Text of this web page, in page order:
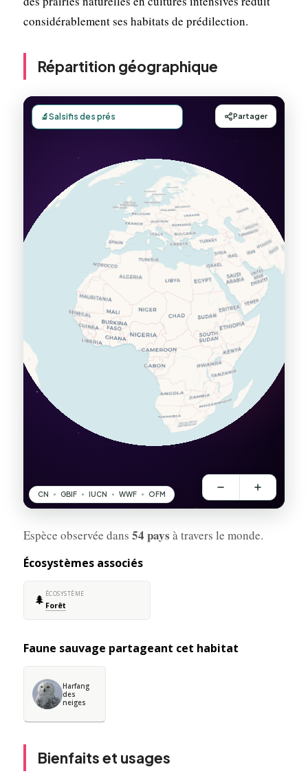
considérablement ses habitats de prédilection.
Répartition géographique
Espèce observée dans 54 pays à travers le monde.
Écosystèmes associés
🌲 ÉCOSYSTÈME
Forêt
Faune sauvage partageant cet habitat
Harfang
des
neiges
Bienfaits et usages